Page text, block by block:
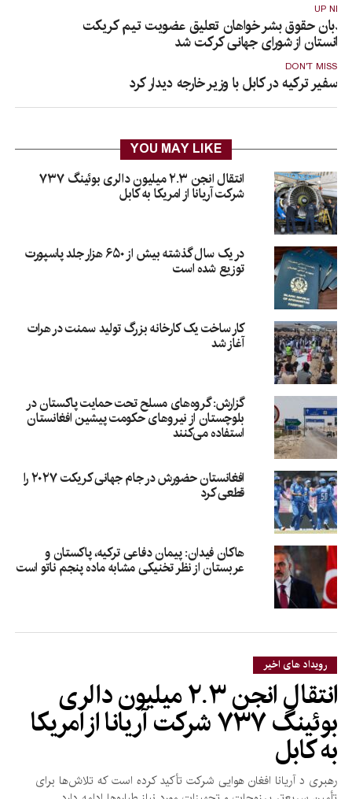
UP
حقوق بشر خواهان تعلیق عضویت تیم کریکت
از شورای جهانی کرکت شد
DON'T MISS
سفیر ترکیه در کابل با وزیر خارجه دیدار کرد
YOU MAY LIKE
انتقال انجن ۲.۳ میلیون دالری بوئینگ ۷۳۷
شرکت آریانا از امریکا به کابل
در یک سال گذشته بیش از ۶۵۰ هزار جلد پاسپورت
توزیع شده است
کار ساخت یک کارخانه بزرگ تولید سمنت در هرات
آغاز شد
گزارش: گروه‌های مسلح تحت حمایت پاکستان در
بلوچستان از نیروهای حکومت پیشین افغانستان
استفاده می‌کنند
افغانستان حضورش در جام جهانی کریکت ۲۰۲۷ را
قطعی کرد
هاکان فیدان: پیمان دفاعی ترکیه، پاکستان و
عربستان از نظر تخنیکی مشابه ماده پنجم ناتو است
رویداد های اخیر
انتقال انجن ۲.۳ میلیون دالری
بوئینگ ۷۳۷ شرکت آریانا از امریکا
به کابل
رهبری د آریانا افغان هوایی شرکت تأکید کرده است که تلاش‌ها برای